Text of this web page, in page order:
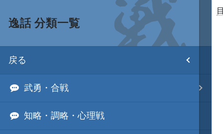
目次
武将 読み一覧
姫 読み一覧
逸話 分類一覧
戻る
武勇・合戦
知略・調略・心理戦